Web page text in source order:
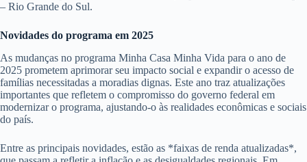
– Rio Grande do Sul.
Novidades do programa em 2025
As mudanças no programa Minha Casa Minha Vida para o ano de
2025 prometem aprimorar seu impacto social e expandir o acesso de
famílias necessitadas a moradias dignas. Este ano traz atualizações
importantes que refletem o compromisso do governo federal em
modernizar o programa, ajustando-o às realidades econômicas e sociais
do país.
Entre as principais novidades, estão as *faixas de renda atualizadas*,